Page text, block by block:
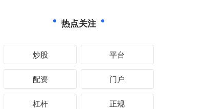
热点关注
炒股 平台
配资 门户
杠杆 正规